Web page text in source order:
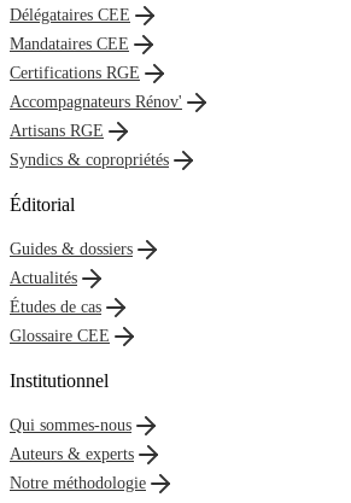
Délégataires CEE
Mandataires CEE
Certifications RGE
Accompagnateurs Rénov'
Artisans RGE
Syndics & copropriétés
Éditorial
Guides & dossiers
Actualités
Études de cas
Glossaire CEE
Institutionnel
Qui sommes-nous
Auteurs & experts
Notre méthodologie